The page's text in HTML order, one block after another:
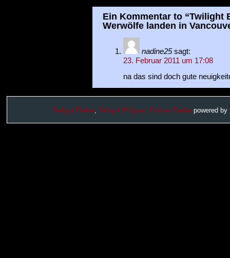
Ein Kommentar to “Twilight
Werwölfe landen in
nadine25 sagt:
23. Februar 2011 um 17:08
na das sind doch gute
Twilight Fieber, Twilight Eclipse, Eclipse Trailer powered by